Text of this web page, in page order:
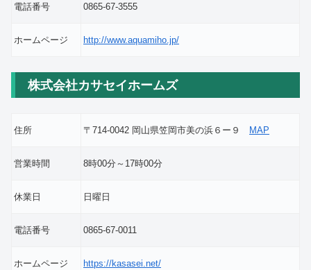
電話番号 0865-67-3555
ホームページ http://www.aquamiho.jp/
株式会社カサセイホームズ
住所 〒714-0042 岡山県笠岡市美の浜６ー９ MAP
営業時間 8時00分～17時00分
休業日 日曜日
電話番号 0865-67-0011
ホームページ https://kasasei.net/